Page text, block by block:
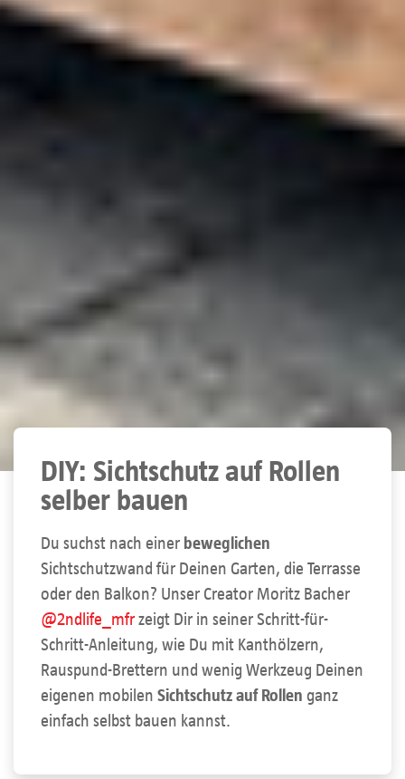
DIY: Sichtschutz auf Rollen
selber bauen
Du suchst nach einer beweglichen
Sichtschutzwand für Deinen Garten, die Terrasse
oder den Balkon? Unser Creator Moritz Bacher
@2ndlife_mfrzeigt Dir in seiner Schritt-für-
Schritt-Anleitung, wie Du mit Kanthölzern,
Rauspund-Brettern und wenig Werkzeug Deinen
eigenen mobilen Sichtschutz auf Rollen ganz
einfach selbst bauen kannst.